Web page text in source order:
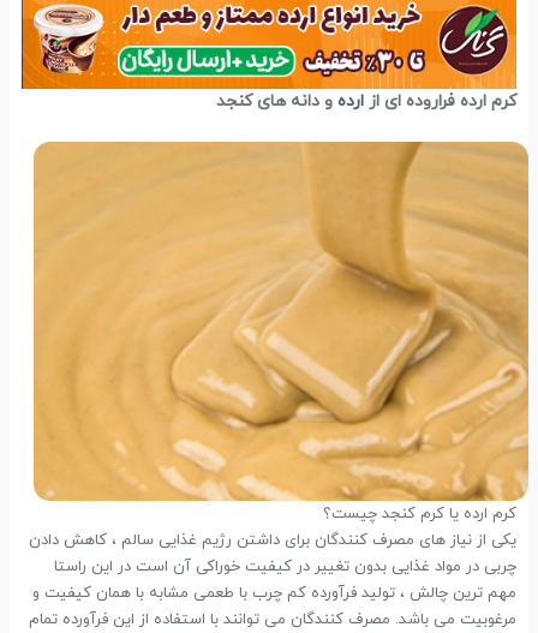
کرم ارده فراروده ای از ارده و دانه های کنجد
کرم ارده یا کرم کنجد چیست؟
یکی از نیاز های مصرف کنندگان برای داشتن رژیم غذایی سالم ، کاهش دادن
چربی در مواد غذایی بدون تغییر در کیفیت خوراکی آن است در این راستا
مهم ترین چالش ، تولید فرآورده کم چرب با طعمی مشابه با همان کیفیت و
مرغوبیت می باشد. مصرف کنندگان می توانند با استفاده از این فرآورده تمام